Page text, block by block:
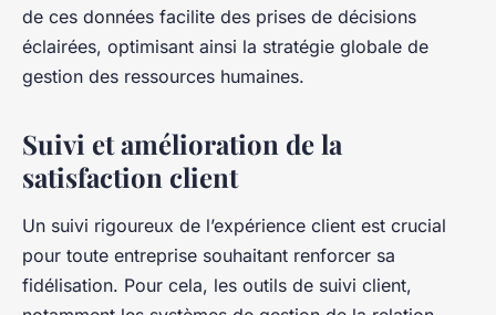
de ces données facilite des prises de décisions
éclairées, optimisant ainsi la stratégie globale de
gestion des ressources humaines.
Suivi et amélioration de la
satisfaction client
Un suivi rigoureux de l’expérience client est crucial
pour toute entreprise souhaitant renforcer sa
fidélisation. Pour cela, les outils de suivi client,